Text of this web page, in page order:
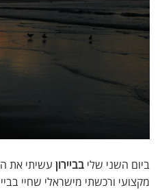
ביום השני שלי בביירון עשיתי את